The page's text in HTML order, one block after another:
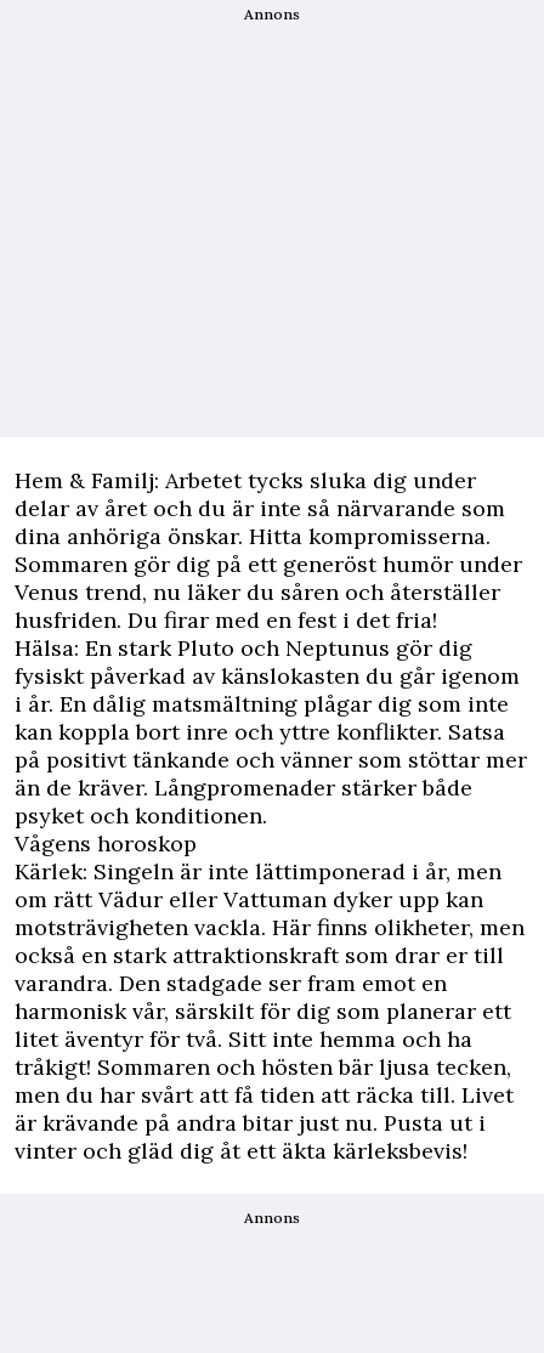
Annons
Hem & Familj: Arbetet tycks sluka dig under
delar av året och du är inte så närvarande som
dina anhöriga önskar. Hitta kompromisserna.
Sommaren gör dig på ett generöst humör under
Venus trend, nu läker du såren och återställer
husfriden. Du firar med en fest i det fria!
Hälsa: En stark Pluto och Neptunus gör dig
fysiskt påverkad av känslokasten du går igenom
i år. En dålig matsmältning plågar dig som inte
kan koppla bort inre och yttre konflikter. Satsa
på positivt tänkande och vänner som stöttar mer
än de kräver. Långpromenader stärker både
psyket och konditionen.
Vågens horoskop
Kärlek: Singeln är inte lättimponerad i år, men
om rätt Vädur eller Vattuman dyker upp kan
motsträvigheten vackla. Här finns olikheter, men
också en stark attraktionskraft som drar er till
varandra. Den stadgade ser fram emot en
harmonisk vår, särskilt för dig som planerar ett
litet äventyr för två. Sitt inte hemma och ha
tråkigt! Sommaren och hösten bär ljusa tecken,
men du har svårt att få tiden att räcka till. Livet
är krävande på andra bitar just nu. Pusta ut i
vinter och gläd dig åt ett äkta kärleksbevis!
Annons